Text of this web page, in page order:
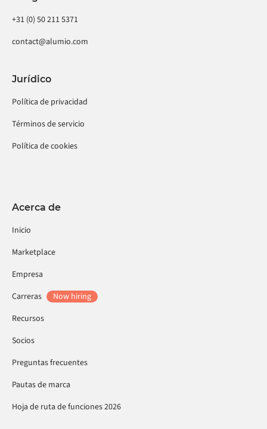
+31 (0) 50 211 5371
contact@alumio.com
Jurídico
Política de privacidad
Términos de servicio
Política de cookies
Acerca de
Inicio
Marketplace
Empresa
Carreras
Now hiring
Recursos
Socios
Preguntas frecuentes
Pautas de marca
Hoja de ruta de funciones 2026